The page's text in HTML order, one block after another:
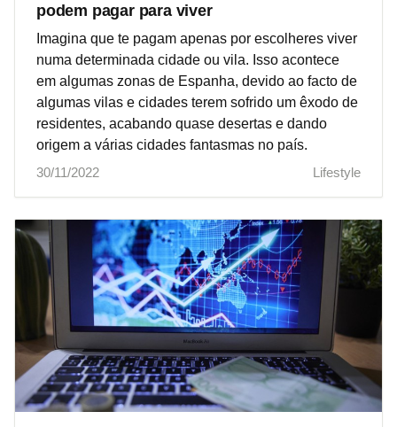
podem pagar para viver
Imagina que te pagam apenas por escolheres viver
numa determinada cidade ou vila. Isso acontece
em algumas zonas de Espanha, devido ao facto de
algumas vilas e cidades terem sofrido um êxodo de
residentes, acabando quase desertas e dando
origem a várias cidades fantasmas no país.
30/11/2022
Lifestyle